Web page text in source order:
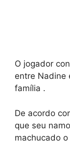
O jogador
entre Nadine
família .
De acordo
que seu
machucado